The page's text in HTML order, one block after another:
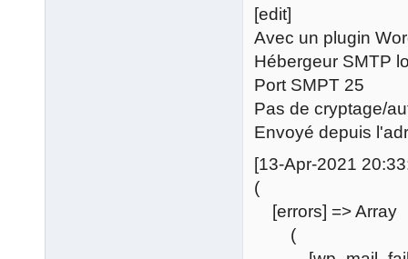
[edit]
Avec un plugin
Hébergeur SMTP
Port SMPT 25
Pas de cryptage/
Envoyé depuis
[13-Apr-2021
(
[errors] => Array
(